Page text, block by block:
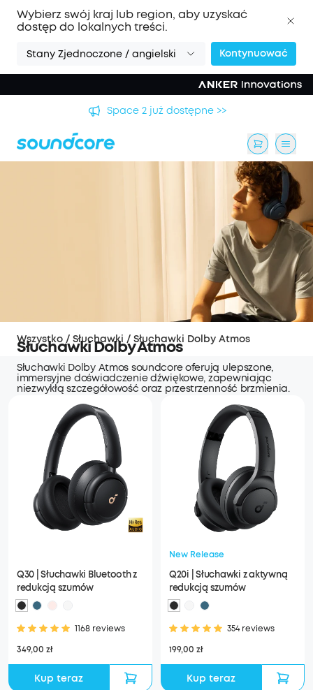
Wybierz swój kraj lub region, aby uzyskać
dostęp do lokalnych treści.
Stany Zjednoczone / angielski Kontynuować
Space 2 już dostępne >>
Słuchawki Dolby Atmos
Słuchawki Dolby Atmos soundcore oferują ulepszone,
immersyjne doświadczenie dźwiękowe, zapewniając
niezwykłą szczegółowość oraz przestrzenność brzmienia.
Wszystko / Słuchawki / Słuchawki Dolby Atmos
Q30 | Słuchawki Bluetooth z
redukcją szumów
1168 reviews
349,00 zł
Kup teraz
New Release
Q20i | Słuchawki z aktywną
redukcją szumów
354 reviews
199,00 zł
Kup teraz